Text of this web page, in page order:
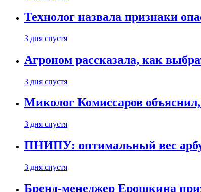
Технолог назвала признаки
3 дня спустя
Агроном рассказала, как
3 дня спустя
Миколог Комиссаров
3 дня спустя
ПНИПУ: оптимальный вес
3 дня спустя
Бренд-менеджер Ерошкина